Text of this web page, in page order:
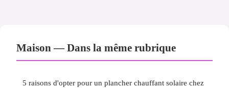
Maison — Dans la même rubrique
5 raisons d'opter pour un plancher chauffant solaire chez